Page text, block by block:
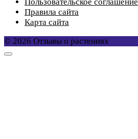
Правила сайта
Карта сайта
© 2026 Отзывы о растениях